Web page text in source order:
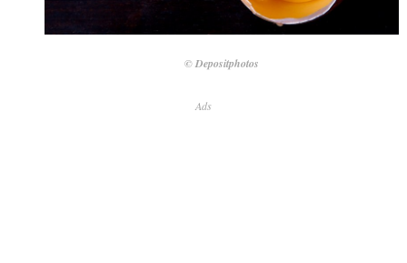
© Depositphotos
Ads